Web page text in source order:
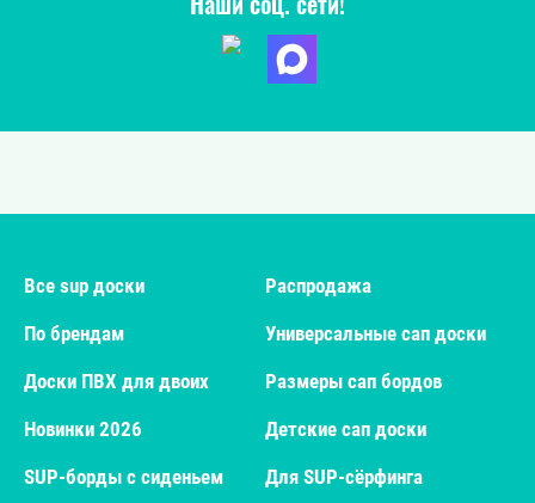
Наши соц. сети!
Все sup доски
Распродажа
По брендам
Универсальные сап доски
Доски ПВХ для двоих
Размеры сап бордов
Новинки 2026
Детские сап доски
SUP-борды с сиденьем
Для SUP-сёрфинга